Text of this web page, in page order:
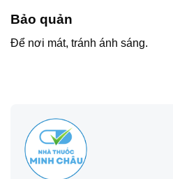
Bảo quản
Để nơi mát, tránh ánh sáng.